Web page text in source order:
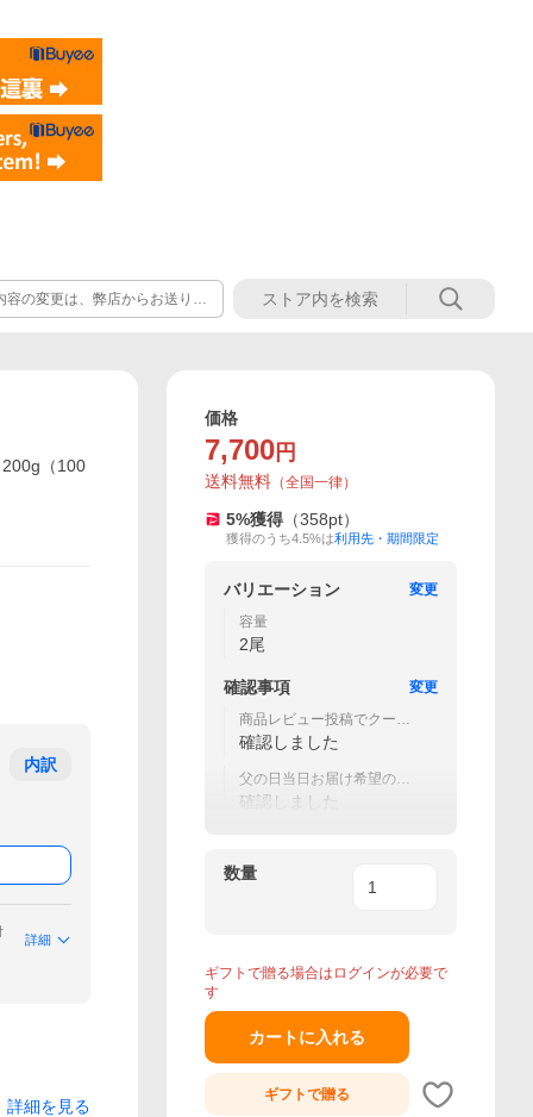
の変更は、弊店からお送りし
とが出来ませんので、ご注文
（100
内訳
詳細
詳細を見る
価格
7,700 円
送料無料 （全国一律）
5%獲得 （358pt）
獲得のうち4.5%は利用先・期間限定
バリエーション
変更
容量
2尾
確認事項
変更
商品レビュー投稿でクーポ
ンを差し上げております。
確認しました
父の日当日お届け希望の場
合、6/16までにご入金下さ
確認しました
数量
ギフトで贈る場合はログインが必要で
す
カートに入れる
ギフトで贈る